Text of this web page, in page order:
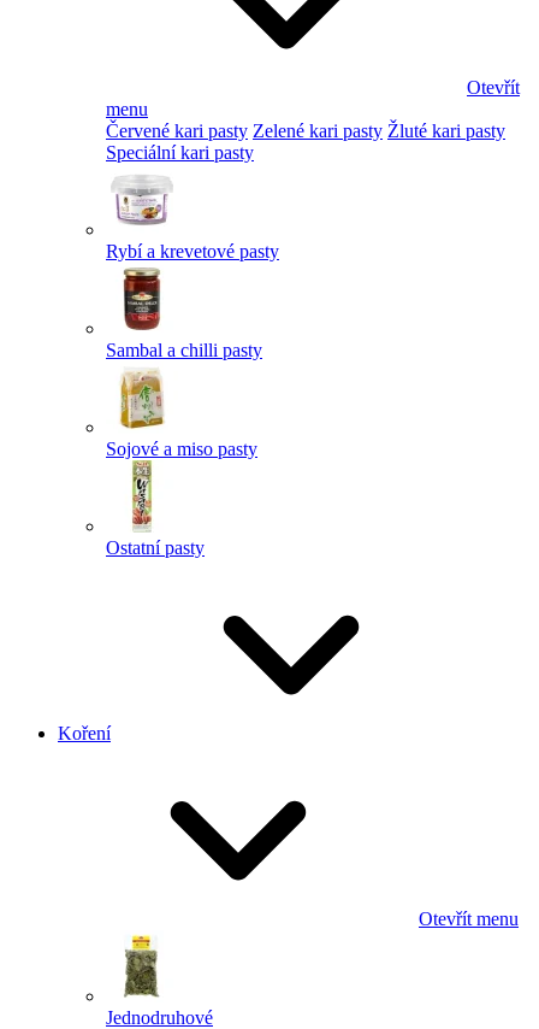
Otevřít
menu
Červené kari pasty Zelené kari pasty Žluté kari pasty
Speciální kari pasty
Rybí a krevetové pasty
Sambal a chilli pasty
Sojové a miso pasty
Ostatní pasty
Koření
Otevřít menu
Jednodruhové